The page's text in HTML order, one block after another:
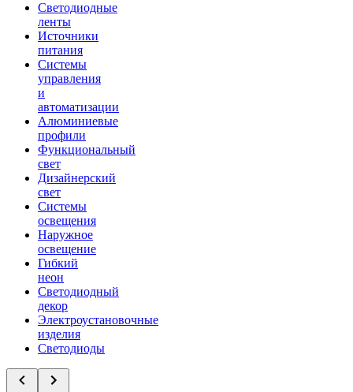
Светодиодные
ленты
Источники
питания
Системы
управления
и
автоматизации
Алюминиевые
профили
Функциональный
свет
Дизайнерский
свет
Системы
освещения
Наружное
освещение
Гибкий
неон
Светодиодный
декор
Электроустановочные
изделия
Светодиоды